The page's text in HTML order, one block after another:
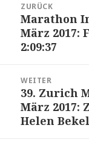
Navigation
ZURÜCK
Vorheriger
Beitrag:
Marathon
März 2017:
2:09:37
WEITER
Nächster
Beitrag:
39. Zurich
März 2017:
Helen